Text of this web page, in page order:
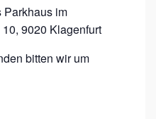
im
9020 Klagenfurt
bitten wir um